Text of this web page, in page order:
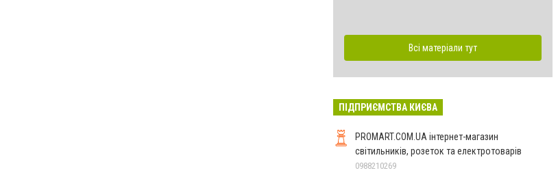
Всі матеріали тут
ПІДПРИЄМСТВА КИЄВА
PROMART.COM.UA інтернет-магазин
cвітильників, розеток та електротоварів
0988210269